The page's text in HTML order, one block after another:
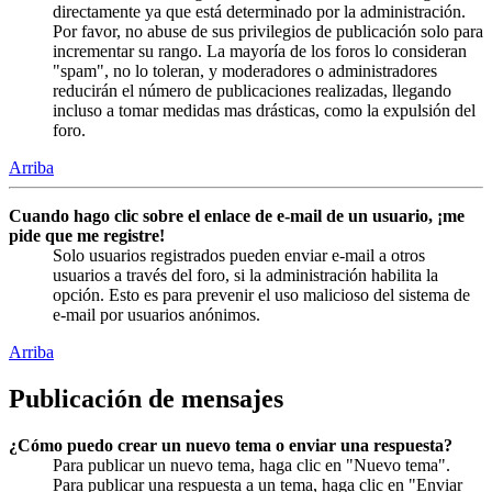
directamente ya que está determinado por la administración.
Por favor, no abuse de sus privilegios de publicación solo para
incrementar su rango. La mayoría de los foros lo consideran
"spam", no lo toleran, y moderadores o administradores
reducirán el número de publicaciones realizadas, llegando
incluso a tomar medidas mas drásticas, como la expulsión del
foro.
Arriba
Cuando hago clic sobre el enlace de e-mail de un usuario, ¡me
pide que me registre!
Solo usuarios registrados pueden enviar e-mail a otros
usuarios a través del foro, si la administración habilita la
opción. Esto es para prevenir el uso malicioso del sistema de
e-mail por usuarios anónimos.
Arriba
Publicación de mensajes
¿Cómo puedo crear un nuevo tema o enviar una respuesta?
Para publicar un nuevo tema, haga clic en "Nuevo tema".
Para publicar una respuesta a un tema, haga clic en "Enviar